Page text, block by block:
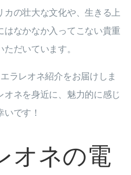
カの壮大な文化や、生きる上
はなかなか入ってこない貴重
だいています。
ラレオネ紹介をお届けしま
オネを身近に、魅力的に感じ
です！
オネの電